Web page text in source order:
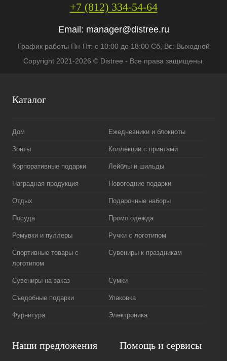
Каталог
Дом Ежедневники и блокноты
Зонты Коллекции с принтами
Корпоративные подарки Лейблы и шильды
Наградная продукция Новогодние подарки
Отдых Подарочные наборы
Посуда Промо одежда
Ремувки и пуллеры Ручки с логотипом
Спортивные товары с
логотипом
Сувениры к праздникам
Сувениры на заказ Сумки
Съедобные подарки Упаковка
Фурнитура Электроника
Наши предложения Помощь и сервисы
+7 (812) 334-54-64
Email: manager@distree.ru
График работы Пн-Пт: с 10:00 до 18:00 Сб, Вс: Выходной
Copyright 2021-2026 © Distree - Все права защищены.